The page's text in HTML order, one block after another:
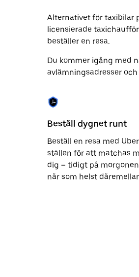
kalendern.
Alternativet för taxibilar
licensierade
beställer en resa.
Du kommer igång med
avlämningsadresser
Beställ dygnet runt
Beställ en resa med
ställen för att matchas
dig – tidigt på
när som helst